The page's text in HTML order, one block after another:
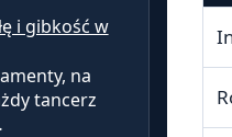
i gibkość w
na
tancerz